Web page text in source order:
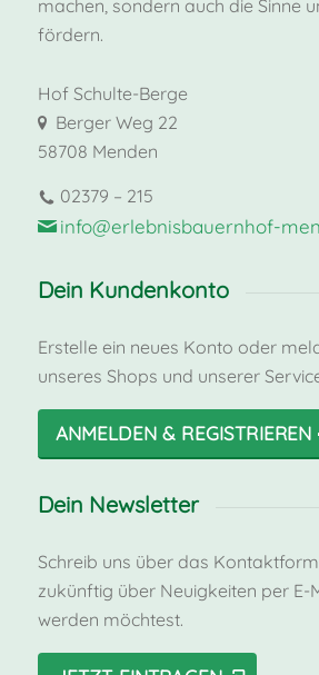
machen, sondern auch die Sinne
fördern.
Hof Schulte-Berge
Berger Weg 22
58708 Menden
02379 – 215
info@erlebnisbauernhof-
Dein Kundenkonto
Erstelle ein neues Konto oder
unseres Shops und unserer
ANMELDEN & REGISTRIEREN
Dein Newsletter
Schreib uns über das
zukünftig über Neuigkeiten per E-
werden möchtest.